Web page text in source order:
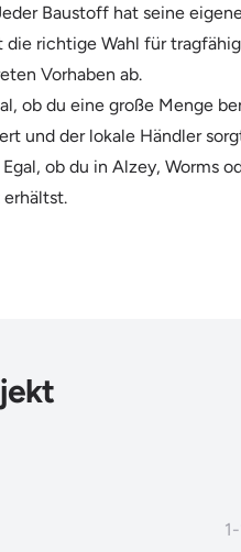
Baustoff hat seine
richtige Wahl für
Vorhaben ab.
ob du eine große Menge
und der lokale Händler
ob du in Alzey, Worms
erhältst.
1-